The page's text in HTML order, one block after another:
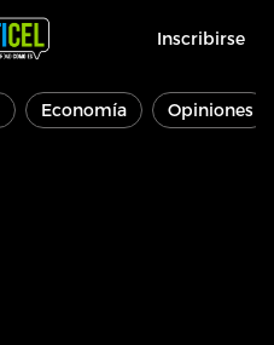
Inscribirse
Economía Opiniones